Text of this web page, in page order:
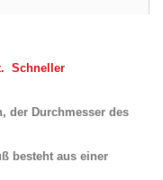
Schneller
der Durchmesser des
besteht aus einer